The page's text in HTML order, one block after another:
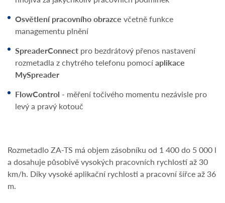
Osvětlení pracovního obrazce včetně funkce
managementu plnění
SpreaderConnect pro bezdrátový přenos nastavení
rozmetadla z chytrého telefonu pomocíaplikace
MySpreader
FlowControl - měření točivého momentu nezávisle pro
levý a pravý kotouč
Rozmetadlo ZA-TS má objem zásobníku od 1 400 do 5 000 l
a dosahuje působivě vysokých pracovních rychlostí až 30
km/h. Díky vysoké aplikační rychlosti a pracovní šířce až 36
m.